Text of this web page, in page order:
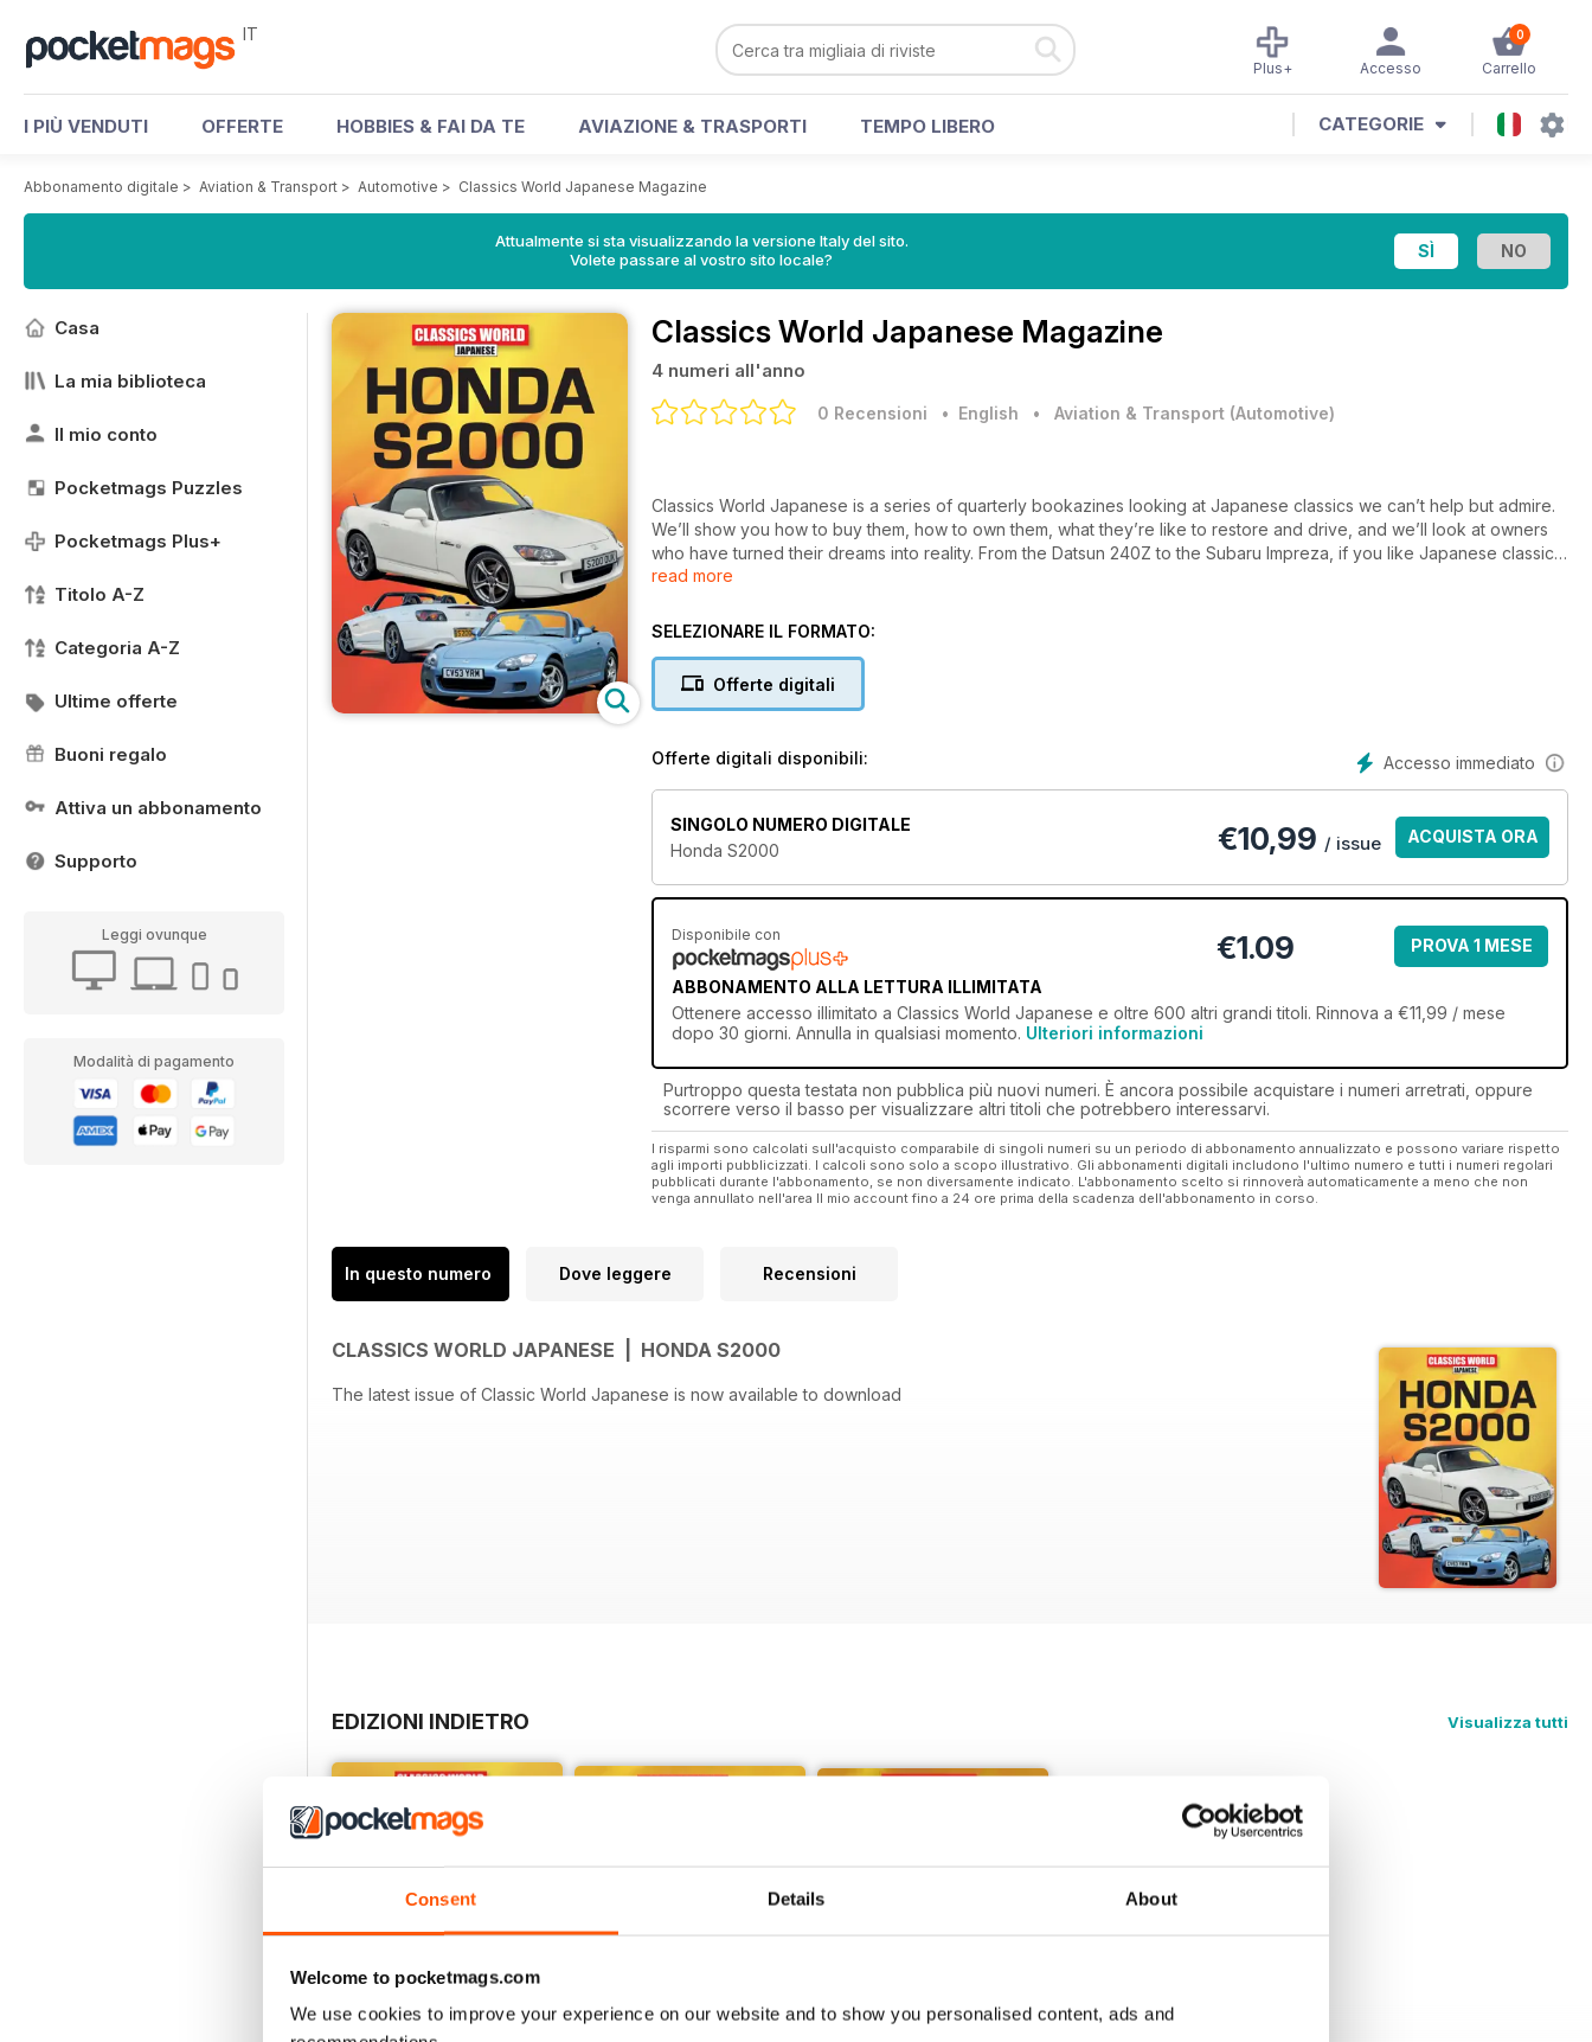
Consent Details About
Welcome to pocketmags.com
We use cookies to improve your experience on our website and to show you personalised content, ads and
IT 0
Carrello
Accesso
Plus+
I PIÙ VENDUTI OFFERTE HOBBIES & FAI DA TE AVIAZIONE & TRASPORTI TEMPO LIBERO CATEGORIE
Abbonamento digitale > Aviation & Transport > Automotive > Classics World Japanese Magazine
Attualmente si sta visualizzando la versione Italy del sito.
Volete passare al vostro sito locale?
Casa
La mia biblioteca
Il mio conto
Pocketmags Puzzles
Pocketmags Plus+
Titolo A-Z
Categoria A-Z
Ultime offerte
Buoni regalo
Attiva un abbonamento
Supporto
Leggi ovunque
Modalità di pagamento
Classics World Japanese Magazine
4 numeri all'anno
0 Recensioni • English • Aviation & Transport (Automotive)
Classics World Japanese is a series of quarterly bookazines looking at Japanese classics we can’t help but admire.
We’ll show you how to buy them, how to own them, what they’re like to restore and drive, and we’ll look at owners
who have turned their dreams into reality. From the Datsun 240Z to the Subaru Impreza, if you like Japanese classics
this series of publications is a must-have.
read more
SELEZIONARE IL FORMATO:
Offerte digitali
Accesso immediato
Offerte digitali disponibili:
SINGOLO NUMERO DIGITALE
Honda S2000
€10,99 / issue ACQUISTA ORA
Disponibile con
ABBONAMENTO ALLA LETTURA ILLIMITATA
€1.09 PROVA 1 MESE
Ottenere accesso illimitato a Classics World Japanese e oltre 600 altri grandi titoli. Rinnova a €11,99 / mese
dopo 30 giorni. Annulla in qualsiasi momento. Ulteriori informazioni
Purtroppo questa testata non pubblica più nuovi numeri. È ancora possibile acquistare i numeri arretrati, oppure
scorrere verso il basso per visualizzare altri titoli che potrebbero interessarvi.
I risparmi sono calcolati sull'acquisto comparabile di singoli numeri su un periodo di abbonamento annualizzato e possono variare rispetto
agli importi pubblicizzati. I calcoli sono solo a scopo illustrativo. Gli abbonamenti digitali includono l'ultimo numero e tutti i numeri regolari
pubblicati durante l'abbonamento, se non diversamente indicato. L'abbonamento scelto si rinnoverà automaticamente a meno che non
venga annullato nell'area Il mio account fino a 24 ore prima della scadenza dell'abbonamento in corso.
In questo numero Dove leggere Recensioni
CLASSICS WORLD JAPANESE | HONDA S2000
The latest issue of Classic World Japanese is now available to download
EDIZIONI INDIETRO Visualizza tutti
Vedi tutti